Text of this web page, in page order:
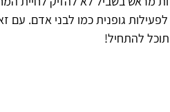
גופנית כמו לבני אדם. עם
להתחיל!